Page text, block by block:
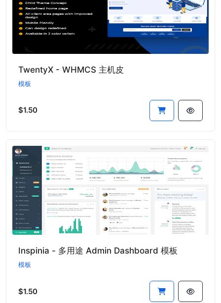
TwentyX - WHMCS 主机皮
模板
$1.50
Inspinia - 多用途 Admin Dashboard 模板
模板
$1.50